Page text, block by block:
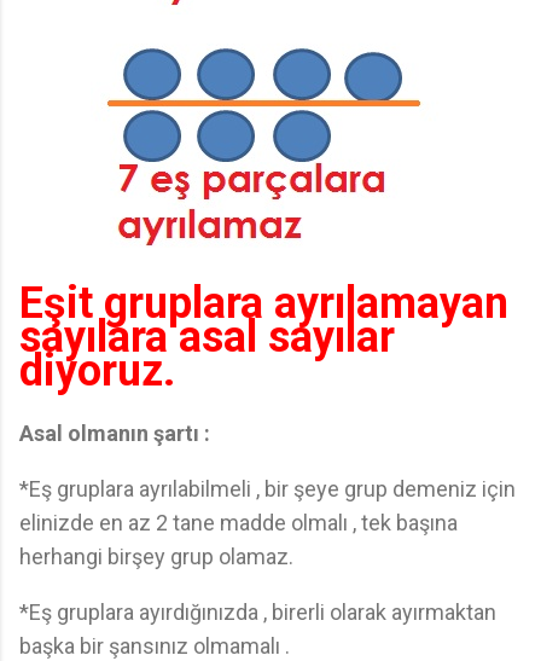
Eşit gruplara ayrılamayan
sayılara asal sayılar
diyoruz.
Asal olmanın şartı :
*Eş gruplara ayrılabilmeli , bir şeye grup demeniz için
elinizde en az 2 tane madde olmalı , tek başına
herhangi birşey grup olamaz.
*Eş gruplara ayırdığınızda , birerli olarak ayırmaktan
başka bir şansınız olmamalı .